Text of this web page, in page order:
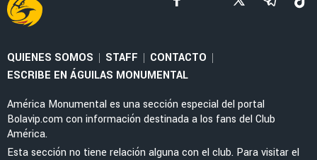
LEAGUES CUP 2026